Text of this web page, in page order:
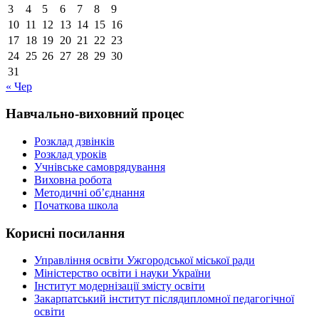
3
4 5 6 7 8
9
10 11 12 13 14 15 16
17 18 19 20 21 22 23
24 25 26 27 28 29 30
31
« Чер
Навчально-виховний процес
Розклад дзвінків
Розклад уроків
Учнівське самоврядування
Виховна робота
Методичні об’єднання
Початкова школа
Корисні посилання
Управління освіти Ужгородської міської ради
Міністерство освіти і науки України
Інститут модернізації змісту освіти
Закарпатський інститут післядипломної педагогічної
освіти